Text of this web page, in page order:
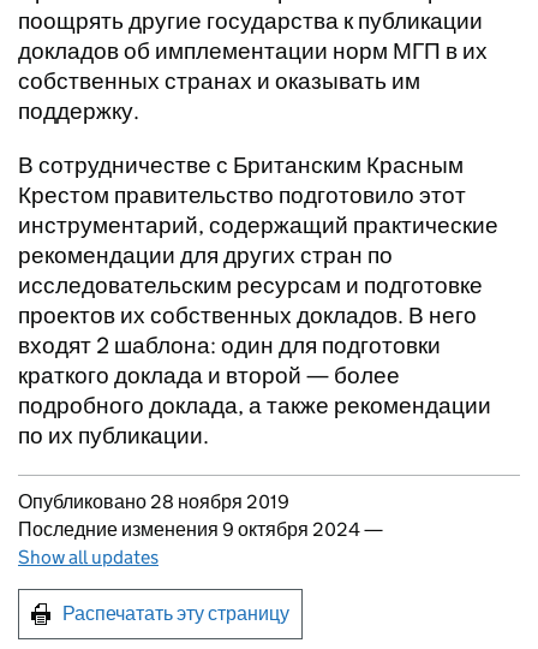
поощрять другие государства к публикации
докладов об имплементации норм МГП в их
собственных странах и оказывать им
поддержку.
В сотрудничестве с Британским Красным
Крестом правительство подготовило этот
инструментарий, содержащий практические
рекомендации для других стран по
исследовательским ресурсам и подготовке
проектов их собственных докладов. В него
входят 2 шаблона: один для подготовки
краткого доклада и второй — более
подробного доклада, а также рекомендации
по их публикации.
Updates to this page
Опубликовано 28 ноября 2019
Последние изменения 9 октября 2024—
Show all updates
Print this page
Распечатать эту страницу